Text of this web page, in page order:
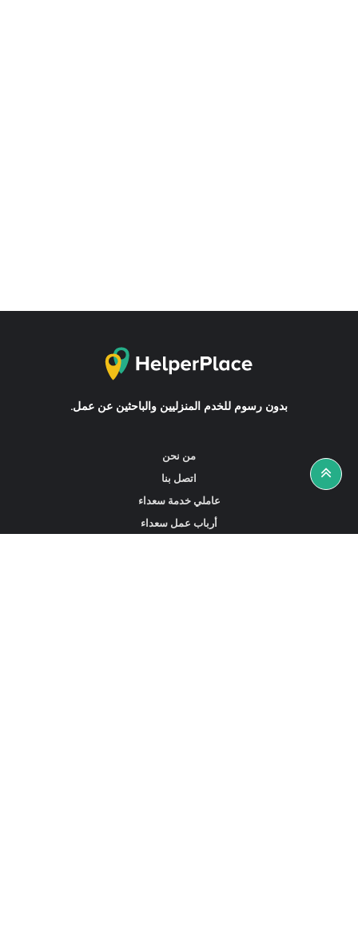
بدون رسوم للخدم المنزليين والباحثين عن عمل.
من نحن
اتصل بنا
عاملي خدمة سعداء
أرباب عمل سعداء